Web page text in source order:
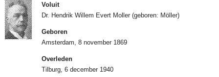
Voluit
Dr. Hendrik Willem Evert Moller (geboren: Möller)
Geboren
Amsterdam, 8 november 1869
Overleden
Tilburg, 6 december 1940